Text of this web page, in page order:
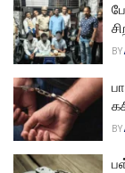
BY
BY